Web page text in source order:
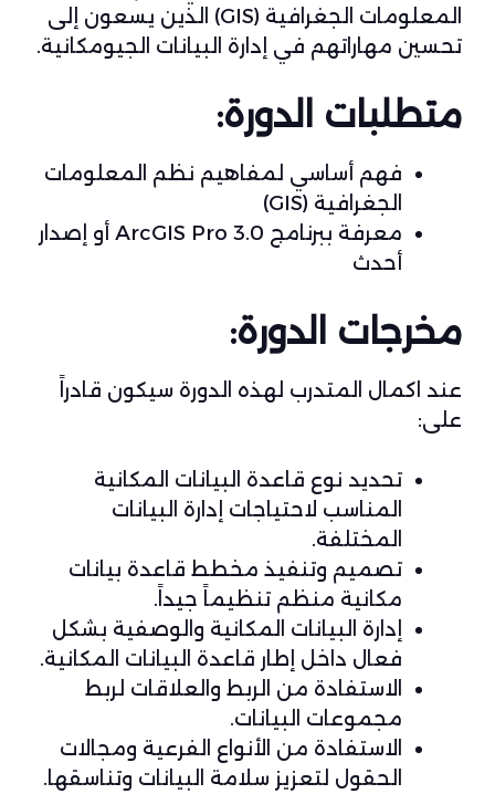
المعلومات الجغرافية (GIS) الذين يسعون إلى
تحسين مهاراتهم في إدارة البيانات الجيومكانية.
متطلبات الدورة:
فهم أساسي لمفاهيم نظم المعلومات
الجغرافية (GIS)
معرفة ببرنامج ArcGIS Pro 3.0 أو إصدار
أحدث
مخرجات الدورة:
عند اكمال المتدرب لهذه الدورة سيكون قادراً
على:
تحديد نوع قاعدة البيانات المكانية
المناسب لاحتياجات إدارة البيانات
المختلفة.
تصميم وتنفيذ مخطط قاعدة بيانات
مكانية منظم تنظيماً جيداً.
إدارة البيانات المكانية والوصفية بشكل
فعال داخل إطار قاعدة البيانات المكانية.
الاستفادة من الربط والعلاقات لربط
مجموعات البيانات.
الاستفادة من الأنواع الفرعية ومجالات
الحقول لتعزيز سلامة البيانات وتناسقها.